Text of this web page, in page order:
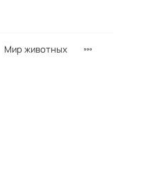
Мир животных